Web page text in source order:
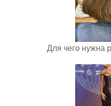
Для чего нужна